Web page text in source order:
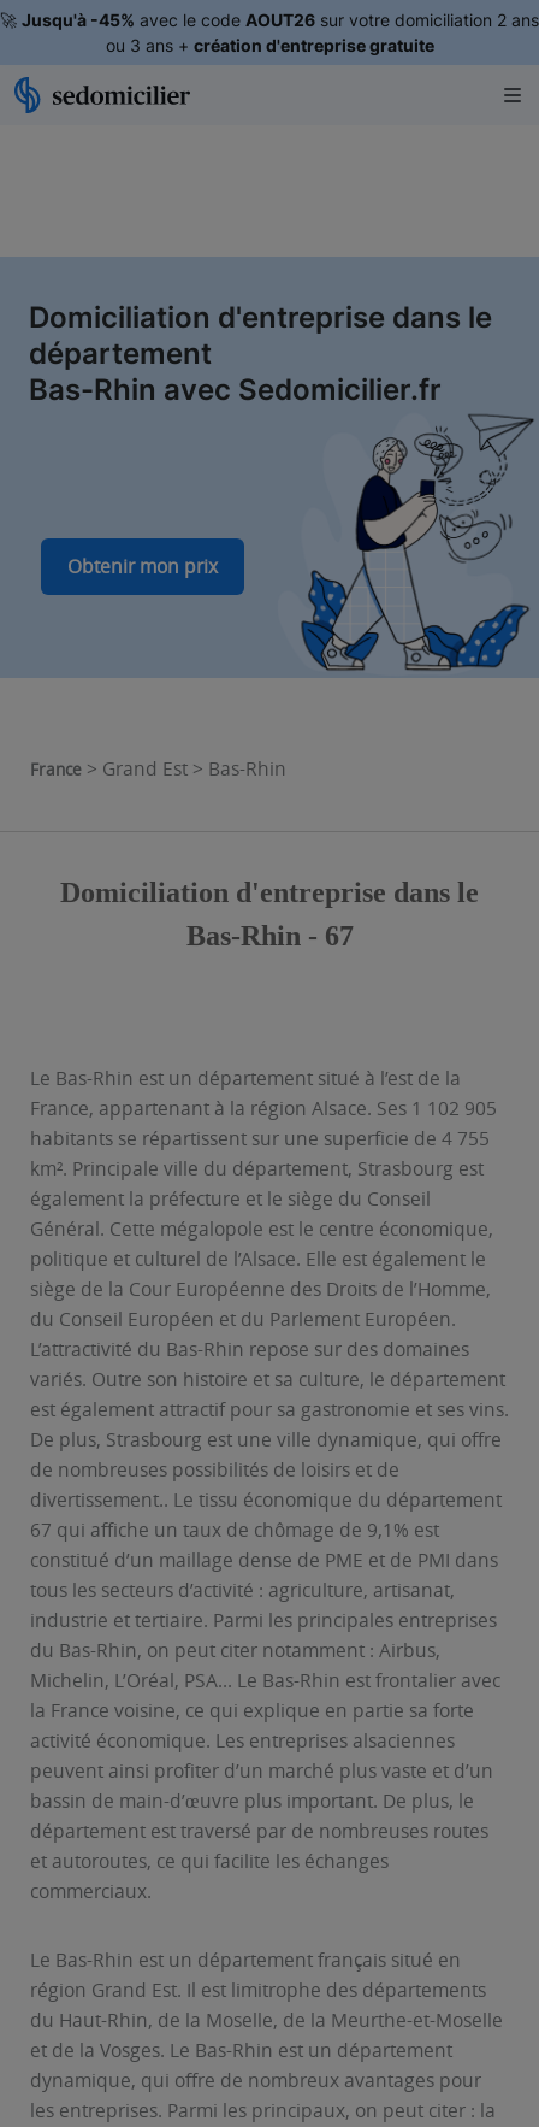
🚀 Jusqu'à -45% avec le code AOUT26 sur votre domiciliation 2 ans
ou 3 ans + création d'entreprise gratuite
Domiciliation d'entreprise dans le
département
Bas-Rhin avec Sedomicilier.fr
Obtenir mon prix
France > Grand Est > Bas-Rhin
Domiciliation d'entreprise dans le
Bas-Rhin - 67
Le Bas-Rhin est un département situé à l’est de la
France, appartenant à la région Alsace. Ses 1 102 905
habitants se répartissent sur une superficie de 4 755
km². Principale ville du département, Strasbourg est
également la préfecture et le siège du Conseil
Général. Cette mégalopole est le centre économique,
politique et culturel de l’Alsace. Elle est également le
siège de la Cour Européenne des Droits de l’Homme,
du Conseil Européen et du Parlement Européen.
L’attractivité du Bas-Rhin repose sur des domaines
variés. Outre son histoire et sa culture, le département
est également attractif pour sa gastronomie et ses vins.
De plus, Strasbourg est une ville dynamique, qui offre
de nombreuses possibilités de loisirs et de
divertissement.. Le tissu économique du département
67 qui affiche un taux de chômage de 9,1% est
constitué d’un maillage dense de PME et de PMI dans
tous les secteurs d’activité : agriculture, artisanat,
industrie et tertiaire. Parmi les principales entreprises
du Bas-Rhin, on peut citer notamment : Airbus,
Michelin, L’Oréal, PSA... Le Bas-Rhin est frontalier avec
la France voisine, ce qui explique en partie sa forte
activité économique. Les entreprises alsaciennes
peuvent ainsi profiter d’un marché plus vaste et d’un
bassin de main-d’œuvre plus important. De plus, le
département est traversé par de nombreuses routes
et autoroutes, ce qui facilite les échanges
commerciaux.
Le Bas-Rhin est un département français situé en
région Grand Est. Il est limitrophe des départements
du Haut-Rhin, de la Moselle, de la Meurthe-et-Moselle
et de la Vosges. Le Bas-Rhin est un département
dynamique, qui offre de nombreux avantages pour
les entreprises. Parmi les principaux, on peut citer : la